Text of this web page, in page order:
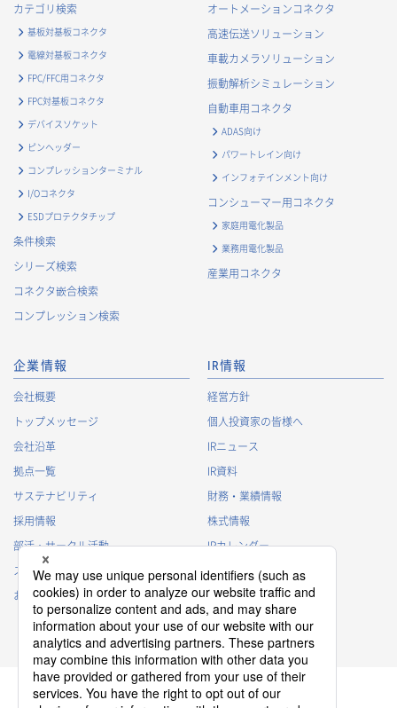
カテゴリ検索
基板対基板コネクタ
電線対基板コネクタ
FPC/FFC用コネクタ
FPC対基板コネクタ
デバイスソケット
ピンヘッダー
コンプレッションターミナル
I/Oコネクタ
ESDプロテクタチップ
条件検索
シリーズ検索
コネクタ嵌合検索
コンプレッション検索
オートメーションコネクタ
高速伝送ソリューション
車載カメラソリューション
振動解析シミュレーション
自動車用コネクタ
ADAS向け
パワートレイン向け
インフォテインメント向け
コンシューマー用コネクタ
家庭用電化製品
業務用電化製品
産業用コネクタ
企業情報
会社概要
トップメッセージ
会社沿革
拠点一覧
サステナビリティ
採用情報
部活・サークル活動
スポンサー活動
お問い合わせ
IR情報
経営方針
個人投資家の皆様へ
IRニュース
IR資料
財務・業績情報
株式情報
IRカレンダー
IRに関するよくあるご質問
IRポリシー
免責事項